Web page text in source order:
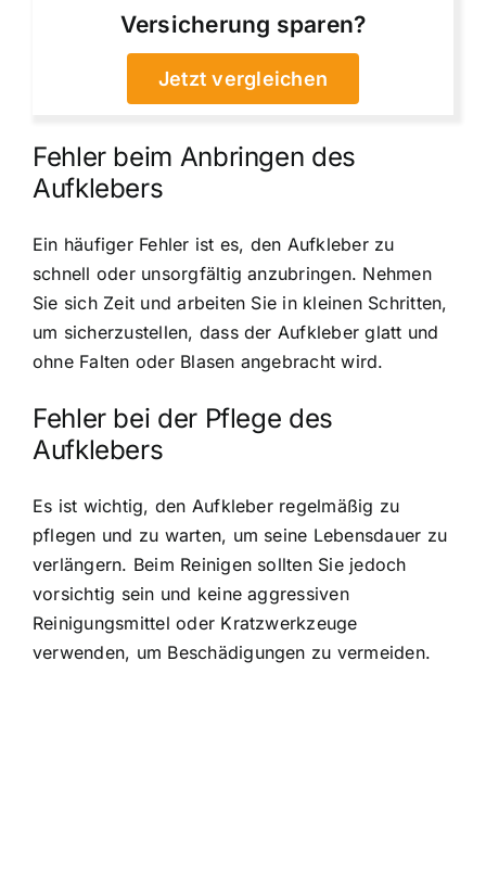
Versicherung sparen?
Jetzt vergleichen
Fehler beim Anbringen des
Aufklebers
Ein häufiger Fehler ist es, den Aufkleber zu
schnell oder unsorgfältig anzubringen. Nehmen
Sie sich Zeit und arbeiten Sie in kleinen Schritten,
um sicherzustellen, dass der Aufkleber glatt und
ohne Falten oder Blasen angebracht wird.
Fehler bei der Pflege des
Aufklebers
Es ist wichtig, den Aufkleber regelmäßig zu
pflegen und zu warten, um seine Lebensdauer zu
verlängern. Beim Reinigen sollten Sie jedoch
vorsichtig sein und keine aggressiven
Reinigungsmittel oder Kratzwerkzeuge
verwenden, um Beschädigungen zu vermeiden.